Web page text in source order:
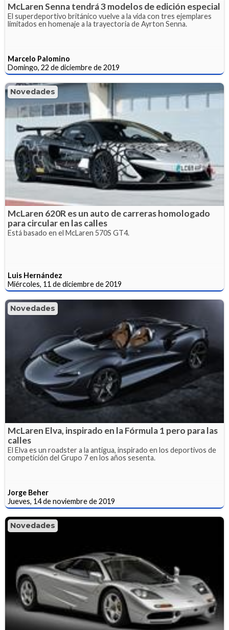
McLaren Senna tendrá 3 modelos de edición especial
El superdeportivo británico vuelve a la vida con tres ejemplares
limitados en homenaje a la trayectoria de Ayrton Senna.
Marcelo Palomino
Domingo, 22 de diciembre de 2019
Novedades
McLaren 620R es un auto de carreras homologado
para circular en las calles
Está basado en el McLaren 570S GT4.
Luis Hernández
Miércoles, 11 de diciembre de 2019
Novedades
McLaren Elva, inspirado en la Fórmula 1 pero para las
calles
El Elva es un roadster a la antigua, inspirado en los deportivos de
competición del Grupo 7 en los años sesenta.
Jorge Beher
Jueves, 14 de noviembre de 2019
Novedades